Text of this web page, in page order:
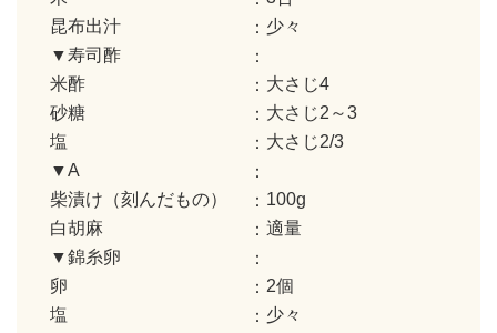
昆布出汁
少々
▼寿司酢
米酢
大さじ4
砂糖
大さじ2～3
塩
大さじ2/3
▼A
柴漬け（刻んだもの）
100g
白胡麻
適量
▼錦糸卵
卵
2個
塩
少々